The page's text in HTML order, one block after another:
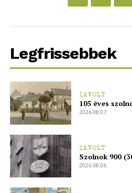
Legfrissebbek
1XVOLT
105 éves
2026.08.07.
1XVOLT
Szolnok 900
2026.08.06.